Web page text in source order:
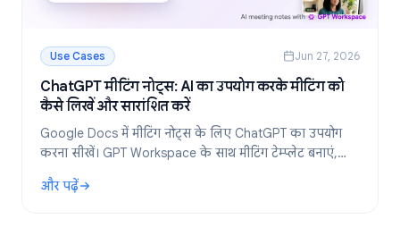
Use Cases Jun 27, 2026
ChatGPT मीटिंग नोट्स: AI का उपयोग करके मीटिंग को
कैसे लिखें और सारांशित करें
Google Docs में मीटिंग नोट्स के लिए ChatGPT का उपयोग
करना सीखें। GPT Workspace के साथ मीटिंग टेम्प्लेट बनाएं,
ट्रांसक्रिप्ट का सारांश निकालें और एक्शन आइटम तैयार करें।
और पढ़ें
: ChatGPT मीटिंग नोट्स: AI का उपयोग करके मीटिंग को कैसे लिखें और